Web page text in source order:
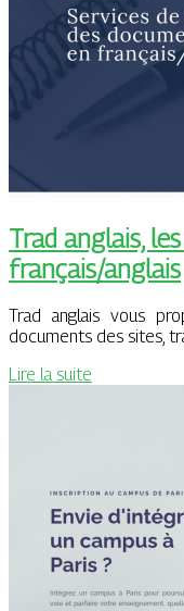
Trad anglais,
français/anglais
Trad anglais vous
documents des sites,
Lire la suite